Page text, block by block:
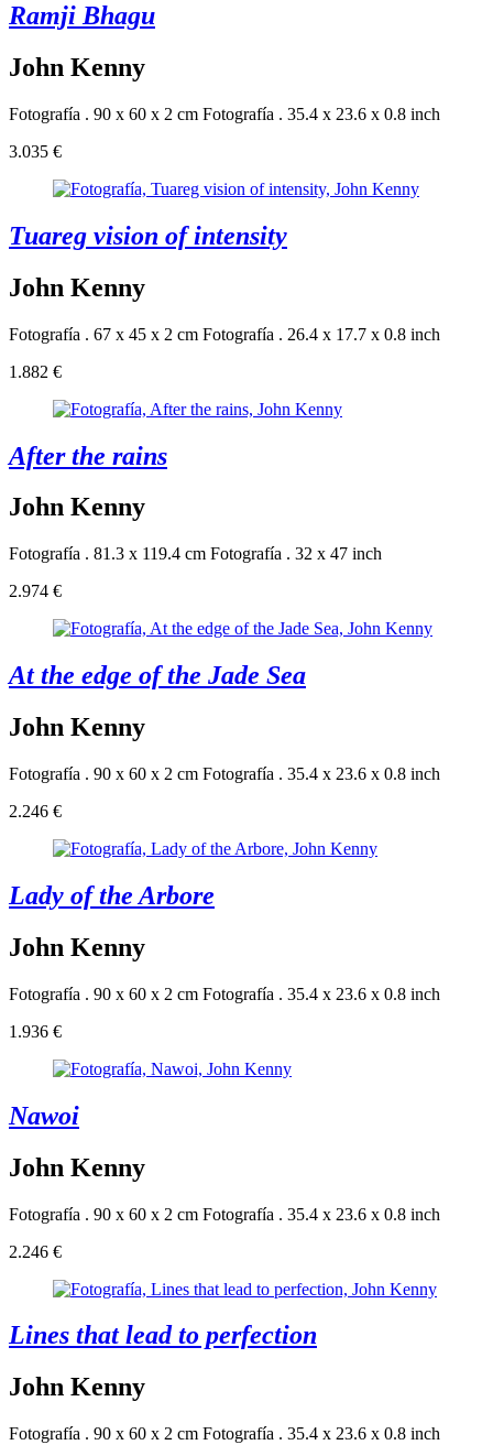
Ramji Bhagu
John Kenny
Fotografía . 90 x 60 x 2 cm Fotografía . 35.4 x 23.6 x 0.8 inch
3.035 €
Tuareg vision of intensity
John Kenny
Fotografía . 67 x 45 x 2 cm Fotografía . 26.4 x 17.7 x 0.8 inch
1.882 €
After the rains
John Kenny
Fotografía . 81.3 x 119.4 cm Fotografía . 32 x 47 inch
2.974 €
At the edge of the Jade Sea
John Kenny
Fotografía . 90 x 60 x 2 cm Fotografía . 35.4 x 23.6 x 0.8 inch
2.246 €
Lady of the Arbore
John Kenny
Fotografía . 90 x 60 x 2 cm Fotografía . 35.4 x 23.6 x 0.8 inch
1.936 €
Nawoi
John Kenny
Fotografía . 90 x 60 x 2 cm Fotografía . 35.4 x 23.6 x 0.8 inch
2.246 €
Lines that lead to perfection
John Kenny
Fotografía . 90 x 60 x 2 cm Fotografía . 35.4 x 23.6 x 0.8 inch